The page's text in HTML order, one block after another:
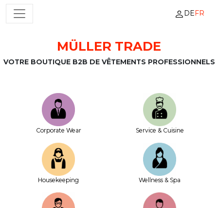
Passer au contenu
NAVIGATION PRINCIPALE DEFR
MÜLLER TRADE
VOTRE BOUTIQUE B2B DE VÊTEMENTS PROFESSIONNELS
Corporate Wear Service & Cuisine
House­keeping Wellness & Spa